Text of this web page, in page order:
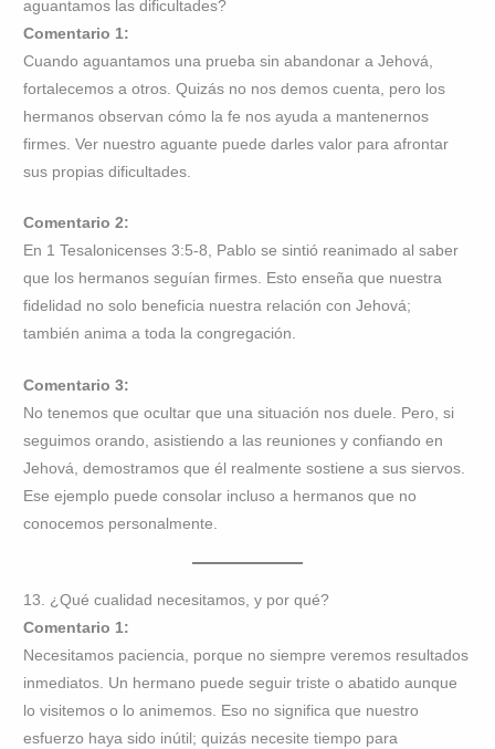
aguantamos las dificultades?
Comentario 1:
Cuando aguantamos una prueba sin abandonar a Jehová,
fortalecemos a otros. Quizás no nos demos cuenta, pero los
hermanos observan cómo la fe nos ayuda a mantenernos
firmes. Ver nuestro aguante puede darles valor para afrontar
sus propias dificultades.
Comentario 2:
En 1 Tesalonicenses 3:5-8, Pablo se sintió reanimado al saber
que los hermanos seguían firmes. Esto enseña que nuestra
fidelidad no solo beneficia nuestra relación con Jehová;
también anima a toda la congregación.
Comentario 3:
No tenemos que ocultar que una situación nos duele. Pero, si
seguimos orando, asistiendo a las reuniones y confiando en
Jehová, demostramos que él realmente sostiene a sus siervos.
Ese ejemplo puede consolar incluso a hermanos que no
conocemos personalmente.
13. ¿Qué cualidad necesitamos, y por qué?
Comentario 1:
Necesitamos paciencia, porque no siempre veremos resultados
inmediatos. Un hermano puede seguir triste o abatido aunque
lo visitemos o lo animemos. Eso no significa que nuestro
esfuerzo haya sido inútil; quizás necesite tiempo para